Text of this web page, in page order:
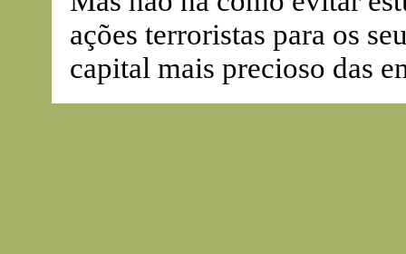
ações terroristas para os
capital mais precioso das